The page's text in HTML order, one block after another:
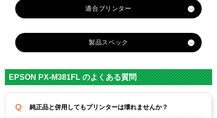
製品スペック
メーカー
エプソン
対応
純正型番
EPSON PX-M381FL のよくある質問
純正品と併用してもプリンターは壊れませんか？